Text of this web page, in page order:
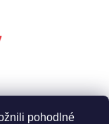
pohodlné